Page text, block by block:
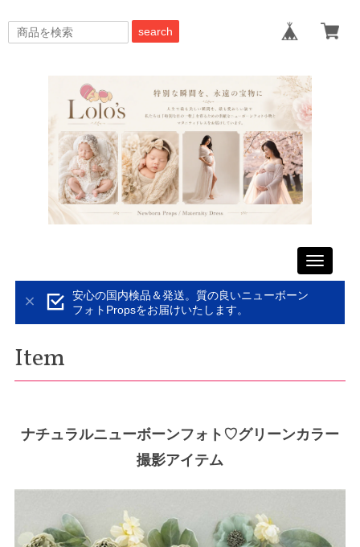
search
Toggle
安心の国内検品＆発送。質の良いニューボーン
フォトPropsをお届けいたします。
Item
ナチュラルニューボーンフォト♡グリーンカラー
撮影アイテム